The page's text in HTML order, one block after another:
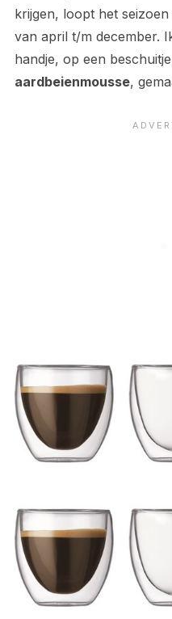
krijgen, loopt het
van april t/m december.
handje, op een
aardbeienmousse,